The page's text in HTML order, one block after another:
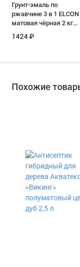
Грунт-эмаль по
ржавчине 3 в 1 ELCON
матовая чёрная 2 кг
1424 ₽
Похожие